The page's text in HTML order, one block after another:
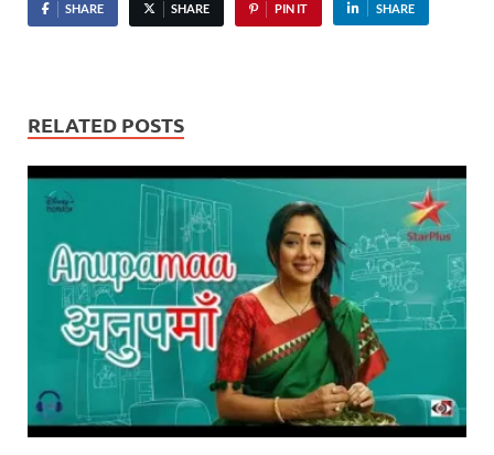
SHARE SHARE PIN IT SHARE
RELATED POSTS